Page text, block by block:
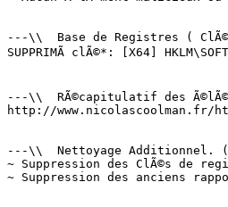
---\\  Base de Registres (
SUPPRIMÃ clÃ©*: [X64]
---\\  RÃ©capitulatif des
http://www.nicolascoolman.fr/
---\\  Nettoyage Additionnel.
~ Suppression des ClÃ©s de
~ Suppression des anciens